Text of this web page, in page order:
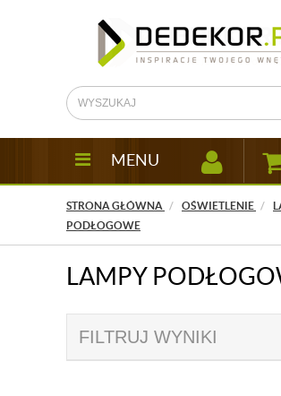
MENU
STRONA GŁÓWNA OŚWIETLENIE
PODŁOGOWE
LAMPY
FILTRUJ WYNIKI